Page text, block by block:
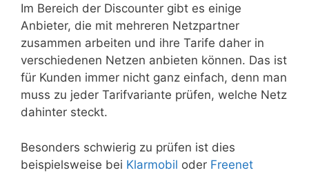
Im Bereich der Discounter gibt es einige
Anbieter, die mit mehreren Netzpartner
zusammen arbeiten und ihre Tarife daher in
verschiedenen Netzen anbieten können. Das ist
für Kunden immer nicht ganz einfach, denn man
muss zu jeder Tarifvariante prüfen, welche Netz
dahinter steckt.
Besonders schwierig zu prüfen ist dies
beispielsweise bei Klarmobil oder Freenet